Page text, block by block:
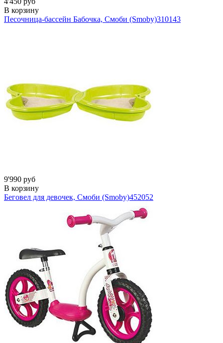
В корзину
Песочница-бассейн Бабочка, Смоби (Smoby)310143
9'990 руб
В корзину
Беговел для девочек, Смоби (Smoby)452052